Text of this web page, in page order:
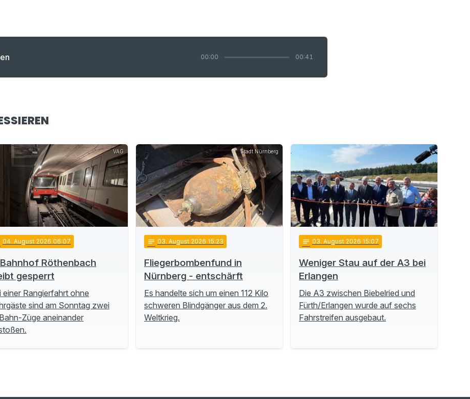
00:00 00:41
VAG
04. August 2026 06:07
Röthenbach
gesperrt
einer Rangierfahrt ohne
sind am Sonntag zwei
Züge aneinander
Stadt Nürnberg
notes 03. August 2026 15:23
Fliegerbombenfund in
Nürnberg - entschärft
Es handelte sich um einen 112 Kilo
schweren Blindgänger aus dem 2.
Weltkrieg.
notes 03. August 2026 15:07
Weniger Stau auf der A3 bei
Erlangen
Die A3 zwischen Biebelried und
Fürth/Erlangen wurde auf sechs
Fahrstreifen ausgebaut.